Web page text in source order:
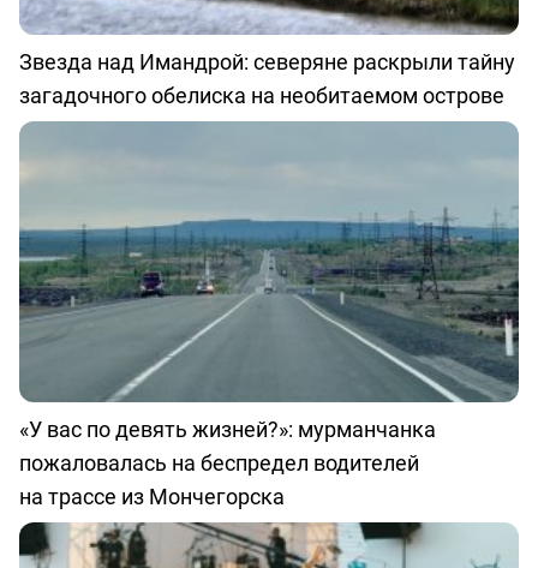
Звезда над Имандрой: северяне раскрыли тайну
загадочного обелиска на необитаемом острове
«У вас по девять жизней?»: мурманчанка
пожаловалась на беспредел водителей
на трассе из Мончегорска